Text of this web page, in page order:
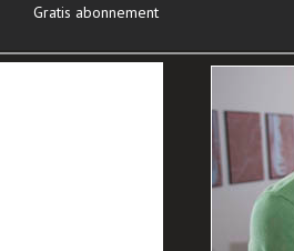
Gratis abonnement